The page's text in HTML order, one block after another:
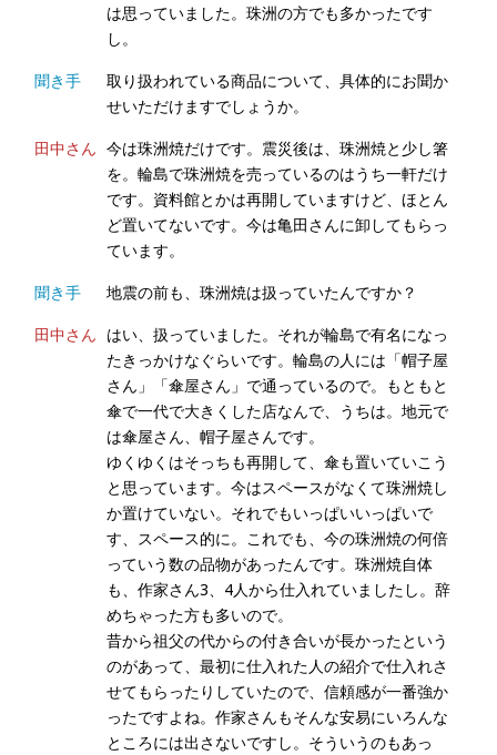
は思っていました。珠洲の方でも多かったです
し。
聞き手
取り扱われている商品について、具体的にお聞か
せいただけますでしょうか。
田中さん 今は珠洲焼だけです。震災後は、珠洲焼と少し箸
を。輪島で珠洲焼を売っているのはうち一軒だけ
です。資料館とかは再開していますけど、ほとん
ど置いてないです。今は亀田さんに卸してもらっ
ています。
聞き手
地震の前も、珠洲焼は扱っていたんですか？
田中さん はい、扱っていました。それが輪島で有名になっ
たきっかけなぐらいです。輪島の人には「帽子屋
さん」「傘屋さん」で通っているので。もともと
傘で一代で大きくした店なんで、うちは。地元で
は傘屋さん、帽子屋さんです。
ゆくゆくはそっちも再開して、傘も置いていこう
と思っています。今はスペースがなくて珠洲焼し
か置けていない。それでもいっぱいいっぱいで
す、スペース的に。これでも、今の珠洲焼の何倍
っていう数の品物があったんです。珠洲焼自体
も、作家さん3、4人から仕入れていましたし。辞
めちゃった方も多いので。
昔から祖父の代からの付き合いが長かったという
のがあって、最初に仕入れた人の紹介で仕入れさ
せてもらったりしていたので、信頼感が一番強か
ったですよね。作家さんもそんな安易にいろんな
ところには出さないですし。そういうのもあっ